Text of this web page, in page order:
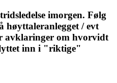
imorgen. Følg
høyttaleranlegget / evt
avklaringer om hvorvidt
inn i "riktige"